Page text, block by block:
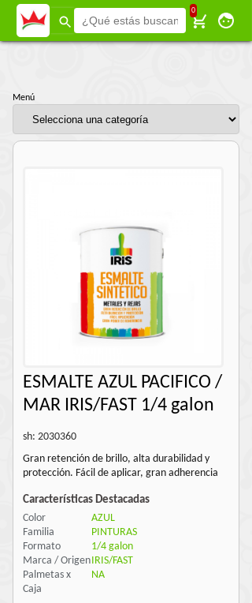
0
Menú
Menú
ESMALTE AZUL PACIFICO /
MAR IRIS/FAST 1/4 galon
sh: 2030360
Gran retención de brillo, alta durabilidad y
protección. Fácil de aplicar, gran adherencia
Características Destacadas
Color
AZUL
Familia
PINTURAS
Formato
1/4 galon
Marca / Origen IRIS/FAST
Palmetas x
Caja
NA